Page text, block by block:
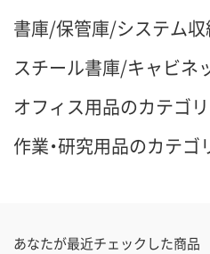
書庫/保管庫/システム
スチール書庫/キャビネ
オフィス用品のカテゴ
作業・研究用品のカテゴ
あなたが最近チェックした商品